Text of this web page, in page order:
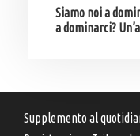
Siamo noi a
a dominarci?
Supplemento al